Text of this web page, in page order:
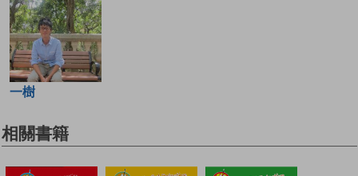
一樹
相關書籍